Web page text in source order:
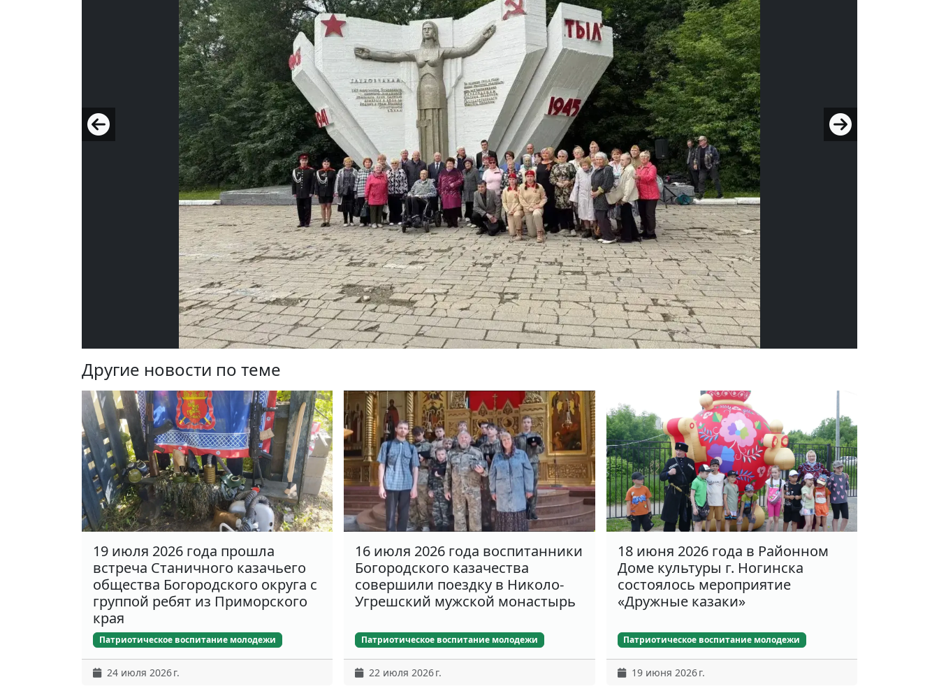
Другие новости по теме
19 июля 2026 года прошла
встреча Станичного казачьего
общества Богородского округа с
группой ребят из Приморского
края
Патриотическое воспитание молодежи
24 июля 2026 г.
16 июля 2026 года воспитанники
Богородского казачества
совершили поездку в Николо-
Угрешский мужской монастырь
Патриотическое воспитание молодежи
22 июля 2026 г.
18 июня 2026 года в Районном
Доме культуры г. Ногинска
состоялось мероприятие
«Дружные казаки»
Патриотическое воспитание молодежи
19 июня 2026 г.